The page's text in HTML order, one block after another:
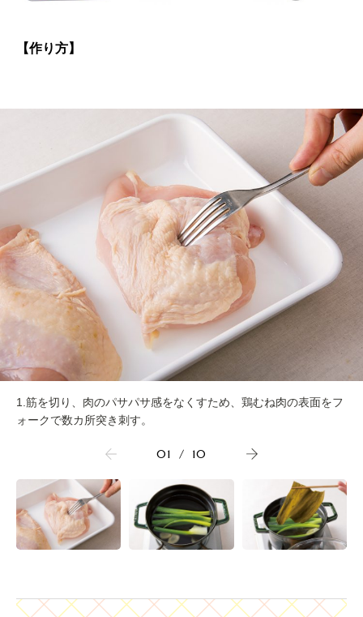
【作り方】
1.筋を切り、肉のパサパサ感をなくすため、鶏むね肉の表面をフ
ォークで数カ所突き刺す。
01 / 10